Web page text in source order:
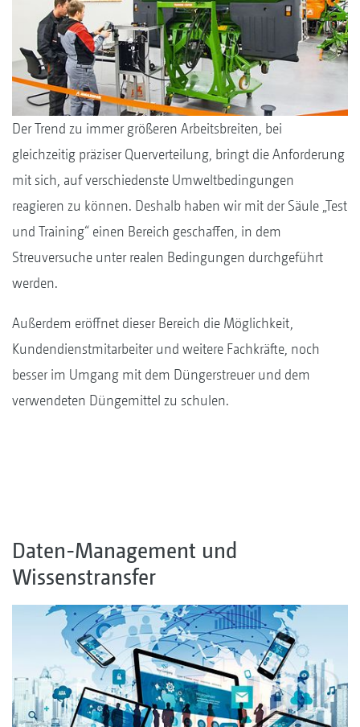
Der Trend zu immer größeren Arbeitsbreiten, bei
gleichzeitig präziser Querverteilung, bringt die Anforderung
mit sich, auf verschiedenste Umweltbedingungen
reagieren zu können. Deshalb haben wir mit der Säule „Test
und Training“ einen Bereich geschaffen, in dem
Streuversuche unter realen Bedingungen durchgeführt
werden.
Außerdem eröffnet dieser Bereich die Möglichkeit,
Kundendienstmitarbeiter und weitere Fachkräfte, noch
besser im Umgang mit dem Düngerstreuer und dem
verwendeten Düngemittel zu schulen.
Daten-Management und
Wissenstransfer